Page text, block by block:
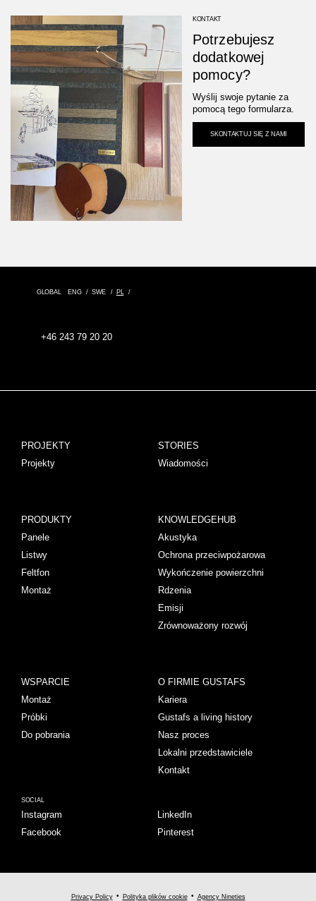
KONTAKT
Potrzebujesz
dodatkowej
pomocy?
Wyślij swoje pytanie za
pomocą tego formularza.
SKONTAKTUJ SIĘ Z NAMI
GLOBAL ENG SWE PL
+46 243 79 20 20
PROJEKTY
Projekty
STORIES
Wiadomości
PRODUKTY
Panele
Listwy
Feltfon
Montaż
KNOWLEDGEHUB
Akustyka
Ochrona przeciwpożarowa
Wykończenie powierzchni
Rdzenia
Emisji
Zrównoważony rozwój
WSPARCIE
Montaż
Próbki
Do pobrania
O FIRMIE GUSTAFS
Kariera
Gustafs a living history
Nasz proces
Lokalni przedstawiciele
Kontakt
SOCIAL
Instagram
Facebook
LinkedIn
Pinterest
Privacy Policy Polityka plików cookie Agency Nineties